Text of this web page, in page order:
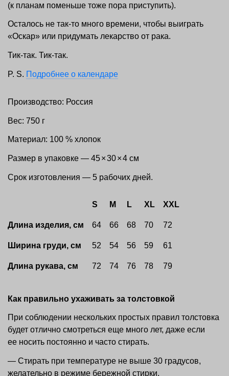
(к планам поменьше тоже пора приступить).
Осталось не так-то много времени, чтобы выиграть
«Оскар» или придумать лекарство от рака.
Тик-так. Тик-так.
P. S. Подробнее о календаре
Производство: Россия
Вес: 750 г
Материал: 100 % хлопок
Размер в упаковке — 45×30×4 см
Срок изготовления — 5 рабочих дней.
S M L XL XXL
Длина изделия, см 64 66 68 70 72
Ширина груди, см 52 54 56 59 61
Длина рукава, см 72 74 76 78 79
Как правильно ухаживать за толстовкой
При соблюдении нескольких простых правил толстовка
будет отлично смотреться еще много лет, даже если
ее носить постоянно и часто стирать.
— Стирать при температуре не выше 30 градусов,
желательно в режиме бережной стирки.